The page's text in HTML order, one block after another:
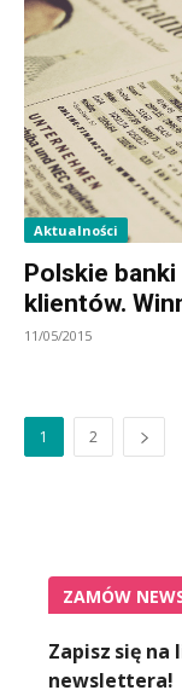
Aktualności
Polskie
klientów.
11/05/2015
1 2
ZAMÓW
Zapisz się na
newslettera!